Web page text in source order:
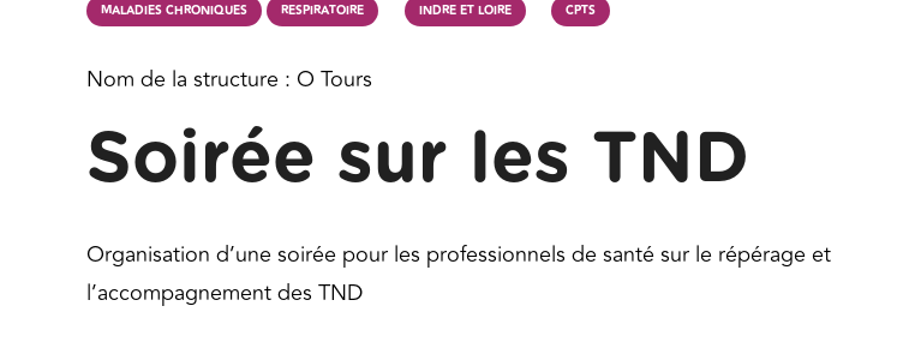
MALADIES CHRONIQUES RESPIRATOIRE INDRE ET LOIRE CPTS
Nom de la structure : O Tours
Soirée sur les TND
Organisation d’une soirée pour les professionnels de santé sur le répérage et
l’accompagnement des TND